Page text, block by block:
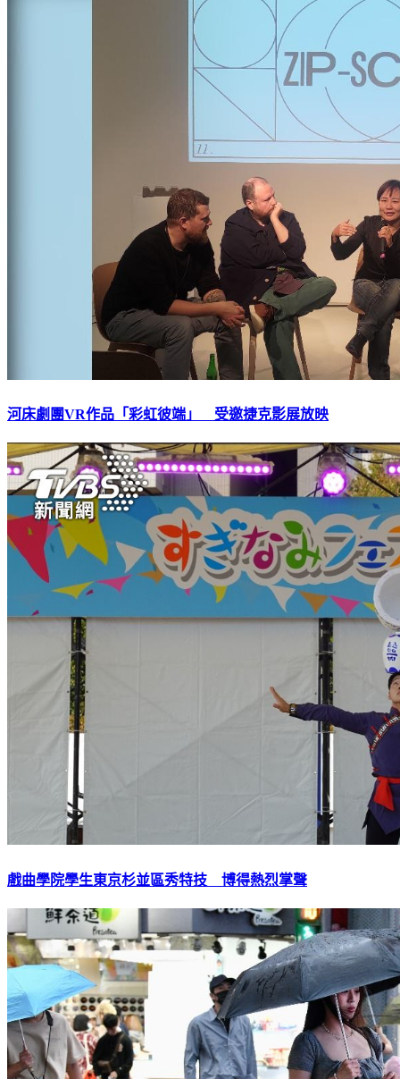
河床劇團VR作品「彩虹彼端」 受邀捷克影展放映
戲曲學院學生東京杉並區秀特技 博得熱烈掌聲